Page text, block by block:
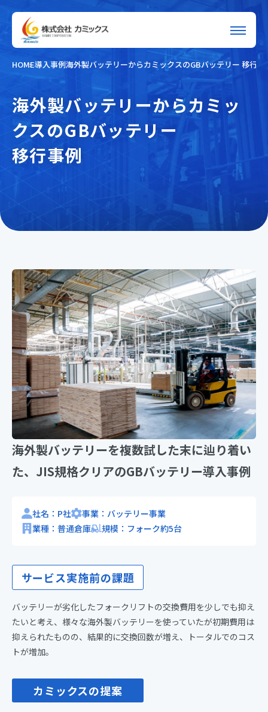
HOME導入事例海外製バッテリーからカミックスのGBバッテリー 移行事
海外製バッテリーからカミッ
クスのGBバッテリー
移行事例
海外製バッテリーを複数試した末に辿り着い
た、JIS規格クリアのGBバッテリー導入事例
社名：P社
事業：バッテリー事業
業種：普通倉庫
規模：フォーク約5台
サービス実施前の課題
バッテリーが劣化したフォークリフトの交換費用を少しでも抑え
たいと考え、様々な海外製バッテリーを使っていたが初期費用は
抑えられたものの、結果的に交換回数が増え、トータルでのコス
トが増加。
カミックスの提案